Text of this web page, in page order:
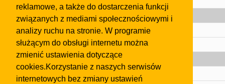
reklamowe, a także do dostarczenia funkcji
związanych z mediami społecznościowymi i
analizy ruchu na stronie. W programie
służącym do obsługi internetu można
zmienić ustawienia dotyczące
cookies.Korzystanie z naszych serwisów
internetowych bez zmiany ustawień
Gazeta
Olkusz
Kontakt
Strefa dla biznesu
Biura nieruchomości